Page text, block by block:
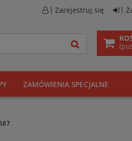
Zarejestruj się
ZAMÓWIENIA SPECJALNE